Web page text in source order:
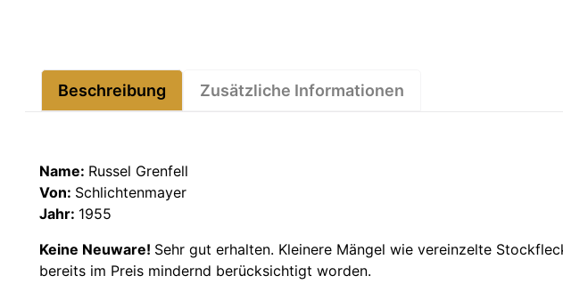
Beschreibung Zusätzliche Informationen
Name: Russel Grenfell
Von: Schlichtenmayer
Jahr: 1955
Keine Neuware! Sehr gut erhalten. Kleinere Mängel wie vereinzelte
bereits im Preis mindernd berücksichtigt worden.